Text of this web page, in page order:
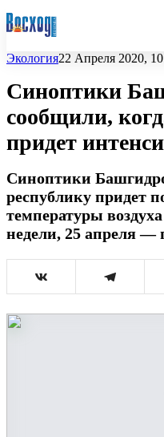
Экология22 Апреля 2020,
Синоптики
сообщили,
придет
Синоптики
республику придет
температуры
недели, 25 апреля —